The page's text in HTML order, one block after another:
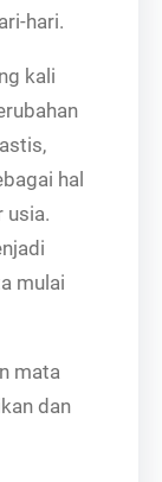
hari.
kali
hal
usia.
mulai
mata
dan